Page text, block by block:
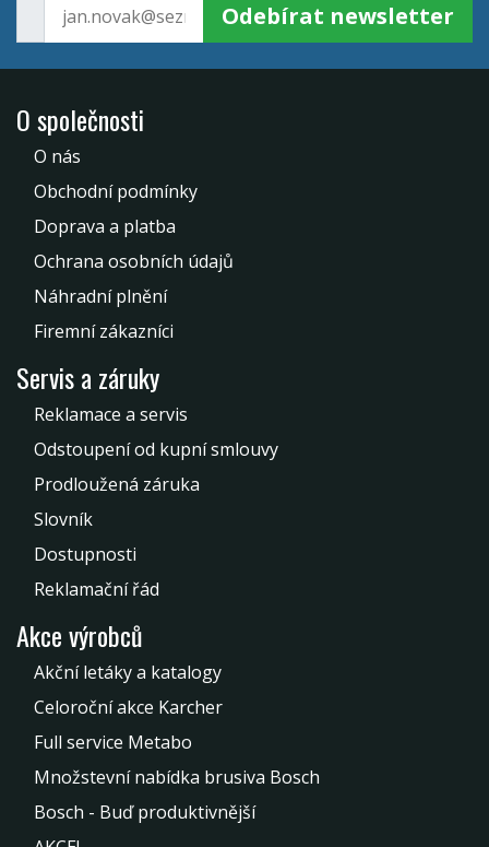
Odebírat newsletter
O společnosti
O nás
Obchodní podmínky
Doprava a platba
Ochrana osobních údajů
Náhradní plnění
Firemní zákazníci
Servis a záruky
Reklamace a servis
Odstoupení od kupní smlouvy
Prodloužená záruka
Slovník
Dostupnosti
Reklamační řád
Akce výrobců
Akční letáky a katalogy
Celoroční akce Karcher
Full service Metabo
Množstevní nabídka brusiva Bosch
Bosch - Buď produktivnější